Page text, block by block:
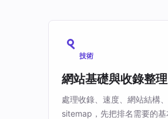
技術
網站基礎與收錄整理
處理收錄、速度、網站結構
sitemap，先把排名需要的基